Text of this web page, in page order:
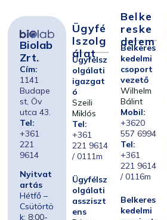
Biolab
Zrt.
Cím:
1141
Budape
st, Öv
utca 43.
Tel:
+361
221
9614
Nyitvat
artás
Hétfő –
Csütörtö
k: 8:00-
Ügyfé
Lszolg
Álat
Ügyfélsz
olgálati
igazgat
ó
Szeili
Miklós
Tel:
+361
221 9614
/ 0111m
Ügyfélsz
olgálati
assziszt
ens
Belke
Reske
Delem
Belkeres
kedelmi
csoport
vezető
Wilhelm
Bálint
Mobil:
+3620
557 6994
Tel:
+361
221 9614
/ 0116m
Belkeres
kedelmi